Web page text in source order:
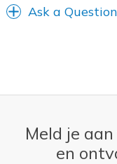
Going Out
View On Shoes
Ask a Question
Meld je
en